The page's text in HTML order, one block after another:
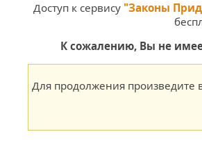
Доступ к сервису "Законы
К сожалению, Вы не
Для продолжения произведите